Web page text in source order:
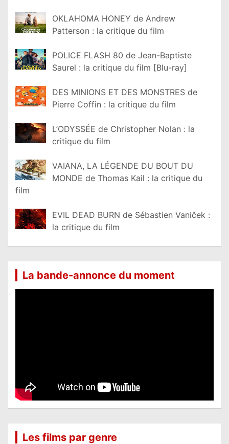
OKLAHOMA HONEY de Andrew
Patterson : la critique du film
POLICE FLASH 80 de Jean-Baptiste
Saurel : la critique du film [Blu-ray]
DES MINIONS ET DES MONSTRES de
Pierre Coffin : la critique du film
L’ODYSSÉE de Christopher Nolan : la
critique du film
VAIANA, LA LÉGENDE DU BOUT DU
MONDE de Thomas Kail : la critique du
film
EVIL DEAD BURN de Sébastien Vaniček :
la critique du film
La bande-annonce du moment
Les films par genre